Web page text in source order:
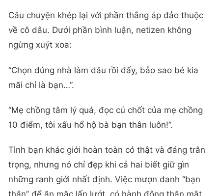
Câu chuyện khép lại với phần thắng áp đảo thuộc
về cô dâu. Dưới phần bình luận, netizen không
ngừng xuýt xoa:
“Chọn đúng nhà làm dâu rồi đấy, bảo sao bé kia
mãi chỉ là bạn…”.
“Mẹ chồng tâm lý quá, đọc cú chốt của mẹ chồng
10 điểm, tôi xấu hổ hộ bà bạn thân luôn!”.
Tình bạn khác giới hoàn toàn có thật và đáng trân
trọng, nhưng nó chỉ đẹp khi cả hai biết giữ gìn
những ranh giới nhất định. Việc mượn danh “bạn